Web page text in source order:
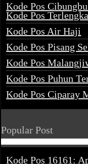
Kode Pos
Kode Pos
Kode Pos Air Haji
Kode Pos Pisang
Kode Pos
Kode Pos Puhun
Kode Pos Ciparay
Popular Post
Kode Pos 16161: